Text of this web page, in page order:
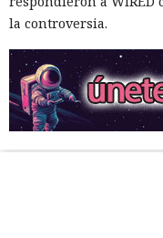
la controversia.